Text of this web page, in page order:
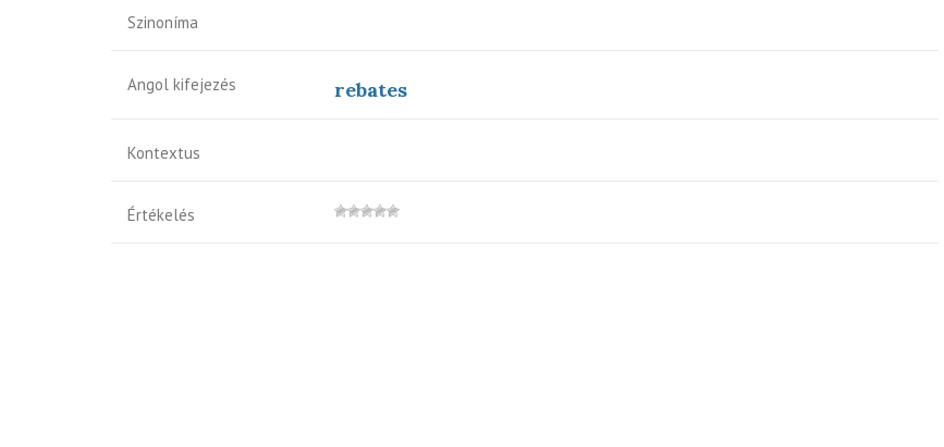
Szinoníma
Angol kifejezés rebates
Kontextus
Értékelés